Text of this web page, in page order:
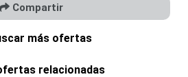
Compartir
más ofertas
relacionadas